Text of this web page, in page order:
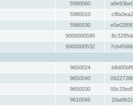
5980060
5980010
5980030
9000000590
9000000532
9650024
9650040
9650030
9610045